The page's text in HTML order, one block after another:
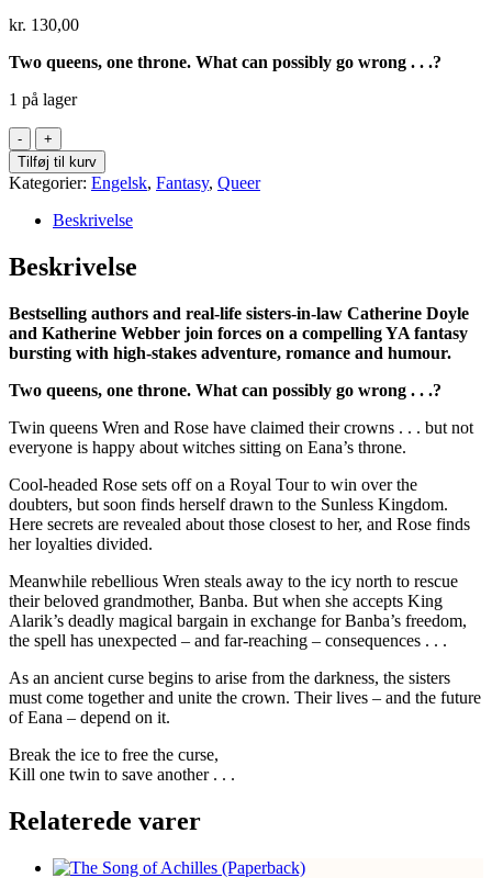
kr. 130,00
Two queens, one throne. What can possibly go wrong . . .?
1 på lager
Cursed
Crowns
(Paperback)
antal
Tilføj til kurv
Kategorier: Engelsk, Fantasy, Queer
Beskrivelse
Beskrivelse
Bestselling authors and real-life sisters-in-law Catherine Doyle
and Katherine Webber join forces on a compelling YA fantasy
bursting with high-stakes adventure, romance and humour.
Two queens, one throne. What can possibly go wrong . . .?
Twin queens Wren and Rose have claimed their crowns . . . but not
everyone is happy about witches sitting on Eana’s throne.
Cool-headed Rose sets off on a Royal Tour to win over the
doubters, but soon finds herself drawn to the Sunless Kingdom.
Here secrets are revealed about those closest to her, and Rose finds
her loyalties divided.
Meanwhile rebellious Wren steals away to the icy north to rescue
their beloved grandmother, Banba. But when she accepts King
Alarik’s deadly magical bargain in exchange for Banba’s freedom,
the spell has unexpected – and far-reaching – consequences . . .
As an ancient curse begins to arise from the darkness, the sisters
must come together and unite the crown. Their lives – and the future
of Eana – depend on it.
Break the ice to free the curse,
Kill one twin to save another . . .
Relaterede varer